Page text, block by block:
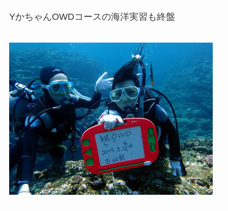
YかちゃんOWDコースの海洋実習も終盤